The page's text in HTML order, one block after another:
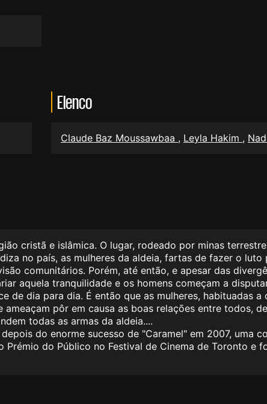
Elenco
Claude Baz Moussawbaa , Leyla Hakim ,
cristã e islâmica. O lugar, rodeado por minas
no país, as mulheres da aldeia, fartas de fazer o luto
comunitários. Porém, até então, e apesar das
aquela tranquilidade e os homens começam a
dia para dia. É então que as mulheres, habituadas a
pôr em causa as boas relações entre todos,
todas as armas da aldeia....
do enorme sucesso de "Caramel" em 2007, uma
do Público no Festival de Cinema de Toronto e